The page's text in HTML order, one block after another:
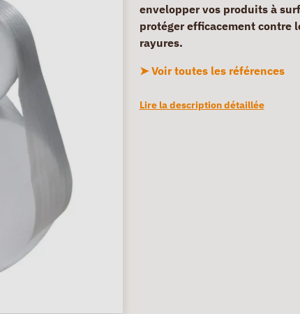
envelopper vos produits à
protéger efficacement contre
rayures.
➤ Voir toutes les références
Lire la description détaillée